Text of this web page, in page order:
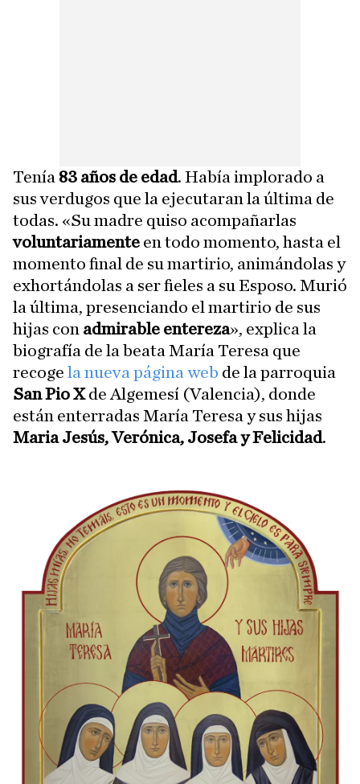
Tenía 83 años de edad. Había implorado a
sus verdugos que la ejecutaran la última de
todas. «Su madre quiso acompañarlas
voluntariamente en todo momento, hasta el
momento final de su martirio, animándolas y
exhortándolas a ser fieles a su Esposo. Murió
la última, presenciando el martirio de sus
hijas con admirable entereza», explica la
biografía de la beata María Teresa que
recoge la nueva página web de la parroquia
San Pio Xde Algemesí (Valencia), donde
están enterradas María Teresa y sus hijas
Maria Jesús, Verónica, Josefa y Felicidad.